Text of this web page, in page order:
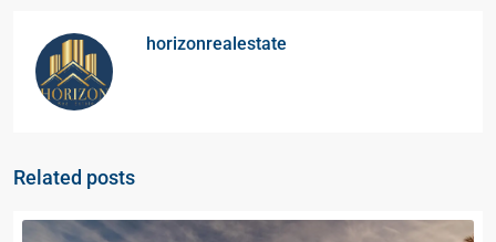
horizonrealestate
Related posts